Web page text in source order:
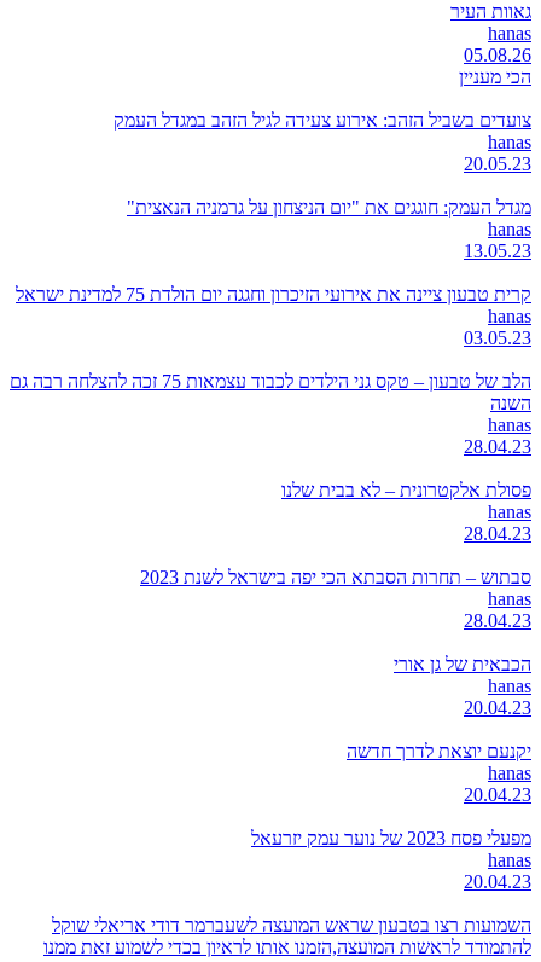
גאוות העיר
hanas
05.08.26
הכי מעניין
צועדים בשביל הזהב: אירוע צעידה לגיל הזהב במגדל העמק
hanas
20.05.23
מגדל העמק: חוגגים את "יום הניצחון על גרמניה הנאצית"
hanas
13.05.23
קרית טבעון ציינה את אירועי הזיכרון וחגגה יום הולדת 75 למדינת ישראל
hanas
03.05.23
הלב של טבעון – טקס גני הילדים לכבוד עצמאות 75 זכה להצלחה רבה גם
השנה
hanas
28.04.23
פסולת אלקטרונית – לא בבית שלנו
hanas
28.04.23
סבתוש – תחרות הסבתא הכי יפה בישראל לשנת 2023
hanas
28.04.23
הכבאית של גן אורי
hanas
20.04.23
יקנעם יוצאת לדרך חדשה
hanas
20.04.23
מפעלי פסח 2023 של נוער עמק יזרעאל
hanas
20.04.23
השמועות רצו בטבעון שראש המועצה לשעברמר דודי אריאלי שוקל
להתמודד לראשות המועצה,הזמנו אותו לראיון בכדי לשמוע זאת ממנו